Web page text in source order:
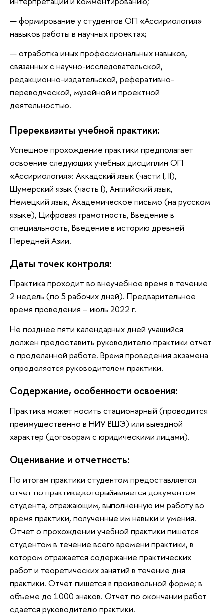
формирование у студентов ОП «Ассириология»
навыков работы в научных проектах;
отработка иных профессиональных навыков,
связанных с научно-исследовательской,
редакционно-издательской, реферативно-
переводческой, музейной и проектной
деятельностью.
Пререквизиты учебной практики:
Успешное прохождение практики предполагает
освоение следующих учебных дисциплин ОП
«Ассириология»: Аккадский язык (части I, II),
Шумерский язык (часть I), Английский язык,
Немецкий язык, Академическое письмо (на русском
языке), Цифровая грамотность, Введение в
специальность, Введение в историю древней
Передней Азии.
Даты точек контроля:
Практика проходит во внеучебное время в течение
2 недель (по 5 рабочих дней). Предварительное
время проведения – июль 2022 г.
Не позднее пяти календарных дней учащийся
должен предоставить руководителю практики отчет
о проделанной работе. Время проведения экзамена
определяется руководителем практики.
Содержание, особенности освоения:
Практика может носить стационарный (проводится
преимущественно в НИУ ВШЭ) или выездной
характер (договорам с юридическими лицами).
Оценивание и отчетность:
По итогам практики студентом предоставляется
отчет по практике,которыйявляется документом
студента, отражающим, выполненную им работу во
время практики, полученные им навыки и умения.
Отчет о прохождении учебной практики пишется
студентом в течение всего времени практики, в
котором отражается содержание практических
работ и теоретических занятий в течение дня
практики. Отчет пишется в произвольной форме; в
объеме до 1000 знаков. Отчет по окончании работ
сдается руководителю практики.